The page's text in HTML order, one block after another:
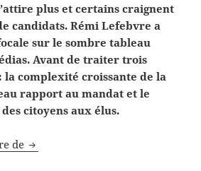
plus et certains craignent
candidats. Rémi Lefebvre a
sur le sombre tableau
Avant de traiter trois
la complexité croissante de la
rapport au mandat et le
citoyens aux élus.
de Nouveaux regards sur la